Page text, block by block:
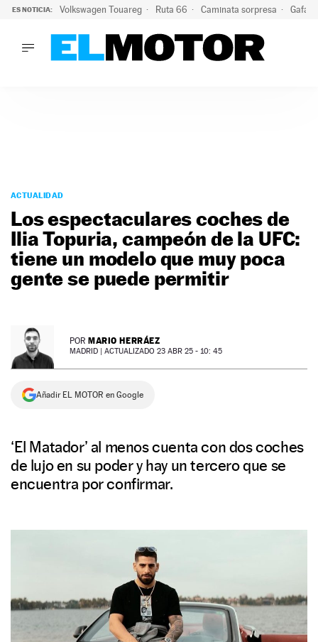
ES NOTICIA: Volkswagen Touareg Ruta 66 Caminata sorpresa Gafas
PODCAST
MOTOS
TECNOLOGÍA
SUPERCOCHES
PREMIOS
NEWSLETTER
ACTUALIDAD
Los espectaculares coches de
Ilia Topuria, campeón de la UFC:
tiene un modelo que muy poca
gente se puede permitir
POR MARIO HERRÁEZ
MADRID | ACTUALIZADO 23 ABR 25 - 10: 45
Añadir EL MOTOR en Google
‘El Matador’ al menos cuenta con dos coches
de lujo en su poder y hay un tercero que se
encuentra por confirmar.